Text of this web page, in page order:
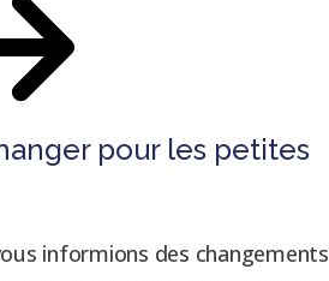
pour les petites
informions des changements